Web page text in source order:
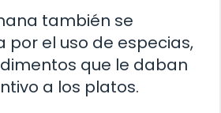
también se
por el uso de especias,
que le daban
a los platos.